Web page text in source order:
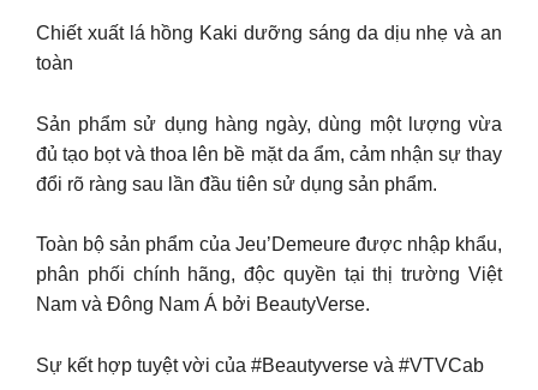
Chiết xuất lá hồng Kaki dưỡng sáng da dịu nhẹ và an
toàn
Sản phẩm sử dụng hàng ngày, dùng một lượng vừa
đủ tạo bọt và thoa lên bề mặt da ẩm, cảm nhận sự thay
đổi rõ ràng sau lần đầu tiên sử dụng sản phẩm.
Toàn bộ sản phẩm của Jeu’Demeure được nhập khẩu,
phân phối chính hãng, độc quyền tại thị trường Việt
Nam và Đông Nam Á bởi BeautyVerse.
Sự kết hợp tuyệt vời của #Beautyverse và #VTVCab